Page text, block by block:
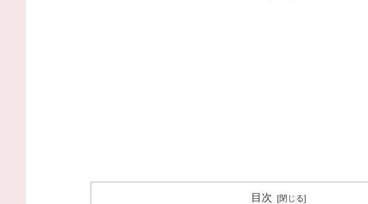
目次